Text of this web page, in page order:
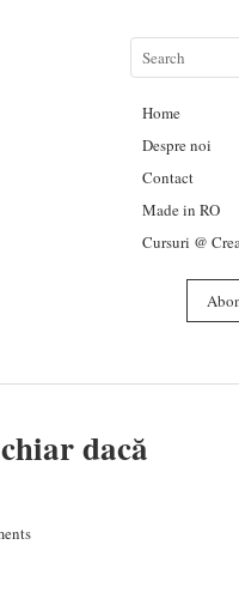
Home
Despre noi
Contact
Made in RO
Cursuri @
dacă